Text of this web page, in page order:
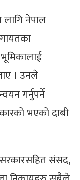
लागि नेपाल
। उनले
गर्नुपर्ने
भएको दाबी
सरकारसहित संसद,